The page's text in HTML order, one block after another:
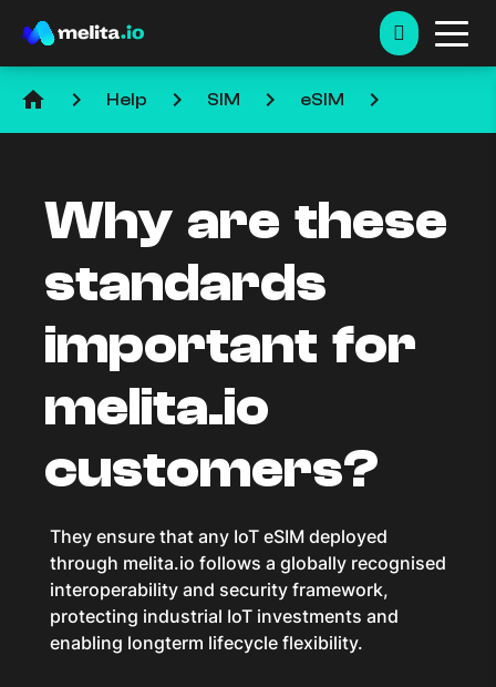
home keyboard_arrow_right Help keyboard_arrow_right SIM keyboard_arrow_right eSIM keyboard_arrow_right
Why are these
standards
important for
melita.io
customers?
They ensure that any IoT eSIM deployed
through melita.io follows a globally recognised
interoperability and security framework,
protecting industrial IoT investments and
enabling longterm lifecycle flexibility.